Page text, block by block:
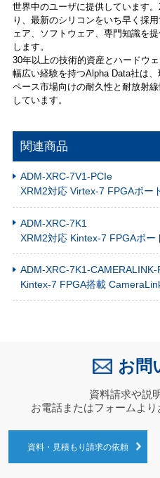
世界中のユーザに提供しています
り、最新のシリコンをいち早く採
ェア、ソフトウェア、専門知識を
します。
30年以上の技術的資産とハードウ
幅広い経験を持つAlpha Data社は
ペース市場向けの耐久性と耐放射
しています。
関連商品
ADM-XRC-7V1-PCIe
XRM2対応 Virtex-7 FPGAボー
ADM-XRC-7K1
XRM2対応 Kintex-7 FPGAボー
ADM-XRC-7K1-CAMERALINK-
Kintex-7 FPGA搭載
お問
資料請求や説
お電話またはフォームより
資料・見積もり請求の依頼